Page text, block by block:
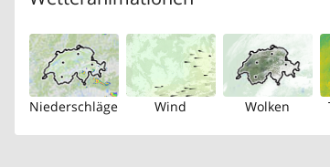
Niederschläge Wind Wolken